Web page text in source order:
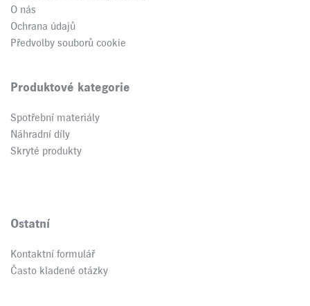
O nás
Ochrana údajů
Předvolby souborů cookie
Produktové kategorie
Spotřební materiály
Náhradní díly
Skryté produkty
Ostatní
Kontaktní formulář
Často kladené otázky